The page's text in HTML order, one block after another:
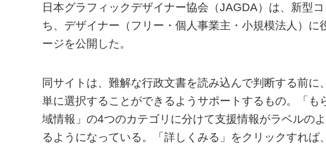
日本グラフィックデザイナー協会（JAGDA）は、新型
ち、デザイナー（フリー・個人事業主・小規模法人）
ージを公開した。
同サイトは、難解な行政文書を読み込んで判断する前
単に選択することができるようサポートするもの。「
域情報」の4つのカテゴリに分けて支援情報がラベルの
るようになっている。「詳しくみる」をクリックすれ